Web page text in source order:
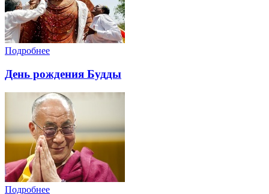
Подробнее
День рождения Будды
Подробнее